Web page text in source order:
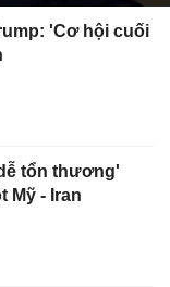
'Cơ hội cuối
tổn thương'
Mỹ - Iran